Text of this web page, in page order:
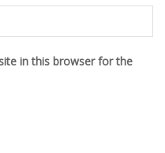
in this browser for the